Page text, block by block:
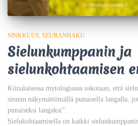
SINKKUUS SEURANHAKU
Sielunkumppanin ja
sielunkohtaamisen
Kiinalaisessa mytologiassa uskotaan, että
sinuun näkymättömällä punaisella langalla,
punaiseksi langaksi”.
Sielukohtaamisella on kaikki